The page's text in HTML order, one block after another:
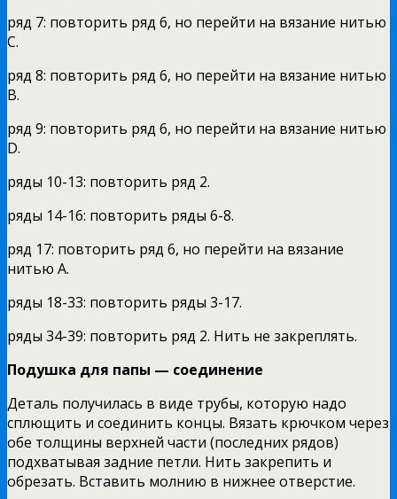
ряд 7: повторить ряд 6, но перейти на вязание нитью
C.
ряд 8: повторить ряд 6, но перейти на вязание нитью
B.
ряд 9: повторить ряд 6, но перейти на вязание нитью
D.
ряды 10-13: повторить ряд 2.
ряды 14-16: повторить ряды 6-8.
ряд 17: повторить ряд 6, но перейти на вязание
нитью A.
ряды 18-33: повторить ряды 3-17.
ряды 34-39: повторить ряд 2. Нить не закреплять.
Подушка для папы — соединение
Деталь получилась в виде трубы, которую надо
сплющить и соединить концы. Вязать крючком через
обе толщины верхней части (последних рядов)
подхватывая задние петли. Нить закрепить и
обрезать. Вставить молнию в нижнее отверстие.